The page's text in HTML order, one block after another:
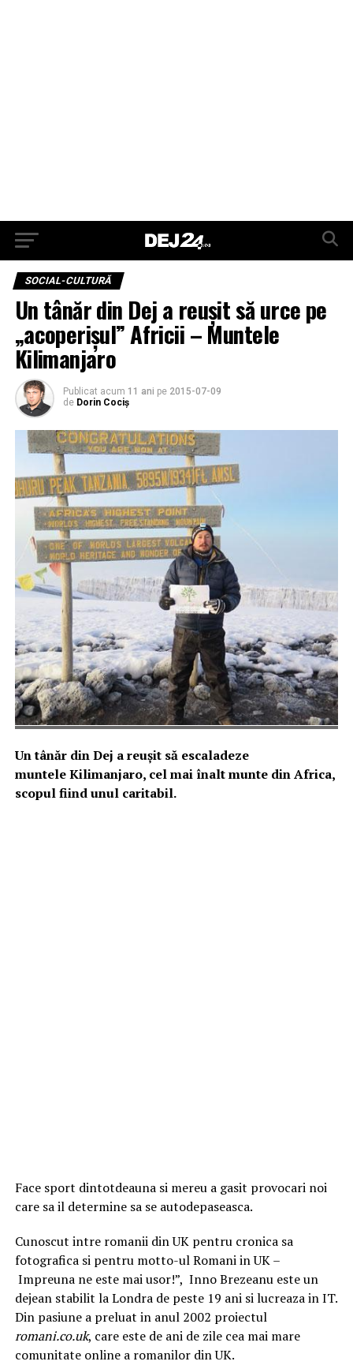
SOCIAL-CULTURĂ
Un tânăr din Dej a reușit să urce pe
„acoperișul” Africii – Muntele
Kilimanjaro
Publicat acum 11 ani pe 2015-07-09
de Dorin Cociș
Un tânăr din Dej a reușit să escaladeze
muntele Kilimanjaro, cel mai înalt munte din Africa,
scopul fiind unul caritabil.
Face sport dintotdeauna si mereu a gasit provocari noi
care sa il determine sa se autodepaseasca.
Cunoscut intre romanii din UK pentru cronica sa
fotografica si pentru motto-ul Romani in UK –
Impreuna ne este mai usor!”, Inno Brezeanu este un
dejean stabilit la Londra de peste 19 ani si lucreaza in IT.
Din pasiune a preluat in anul 2002 proiectul
romani.co.uk, care este de ani de zile cea mai mare
comunitate online a romanilor din UK.